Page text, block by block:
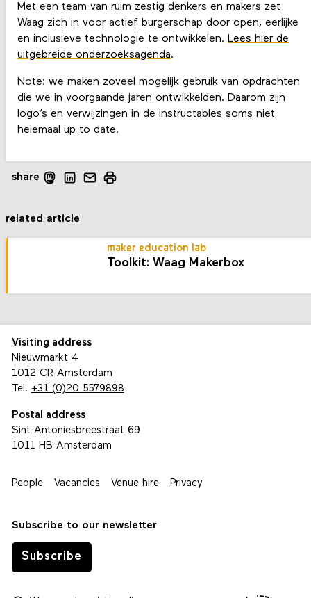
Met een team van ruim zestig denkers en makers zet
Waag zich in voor actief burgerschap door open, eerlijke
en inclusieve technologie te ontwikkelen. Lees hier de
uitgebreide onderzoeksagenda.
Note: we maken zoveel mogelijk gebruik van opdrachten
die we in voorgaande jaren ontwikkelden. Daarom zijn
logo’s en verwijzingen in de instructables soms niet
helemaal up to date.
share
related article
maker education lab
Toolkit: Waag Makerbox
Visiting address
Nieuwmarkt 4
1012 CR Amsterdam
Tel. +31 (0)20 5579898
Postal address
Sint Antoniesbreestraat 69
1011 HB Amsterdam
People Vacancies Venue hire Privacy
Subscribe to our newsletter
Subscribe